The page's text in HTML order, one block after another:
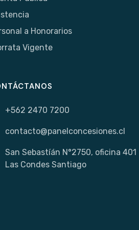
a Honorarios
Vigente
+562 2470 7200
contacto@panelconcesiones.cl
San Sebastíán N°2750, oficina 401
Las Condes Santiago